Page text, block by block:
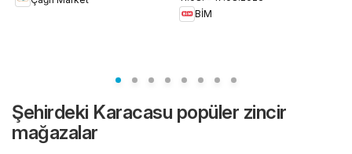
BİM
Şehirdeki Karacasu popüler zincir
mağazalar